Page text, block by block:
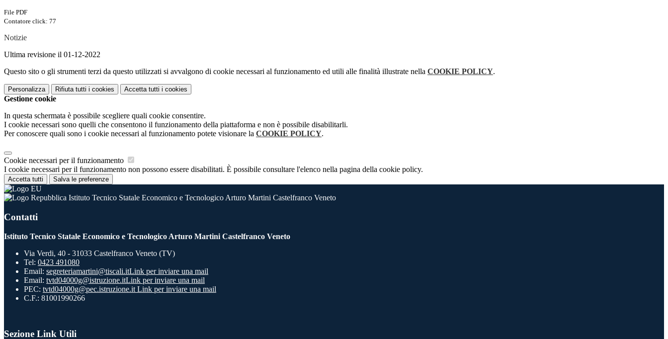
File PDF
Contatore click: 77
Notizie
Ultima revisione il 01-12-2022
Questo sito o gli strumenti terzi da questo utilizzati si avvalgono di cookie necessari al funzionamento ed utili alle finalità illustrate nella COOKIE POLICY.
Personalizza Rifiuta tutti i cookies Accetta tutti i cookies
Gestione cookie
In questa schermata è possibile scegliere quali cookie consentire.
I cookie necessari sono quelli che consentono il funzionamento della piattaforma e non è possibile disabilitarli.
Per conoscere quali sono i cookie necessari al funzionamento potete visionare la COOKIE POLICY.
Cookie necessari per il funzionamento
I cookie necessari per il funzionamento non possono essere disabilitati. È possibile consultare l'elenco nella pagina della cookie policy.
Accetta tutti Salva le preferenze
Istituto Tecnico Statale Economico e Tecnologico Arturo Martini Castelfranco Veneto
Contatti
Istituto Tecnico Statale Economico e Tecnologico Arturo Martini Castelfranco Veneto
Via Verdi, 40 - 31033 Castelfranco Veneto (TV)
Tel: 0423 491080
Email: segreteriamartini@tiscali.itLink per inviare una mail
Email: tvtd04000g@istruzione.itLink per inviare una mail
PEC: tvtd04000g@pec.istruzione.it Link per inviare una mail
C.F.: 81001990266
Sezione Link Utili